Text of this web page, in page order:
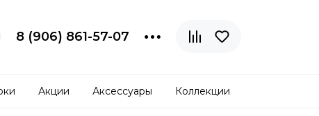
8 (906) 861-57-07
Акции Аксессуары Коллекции